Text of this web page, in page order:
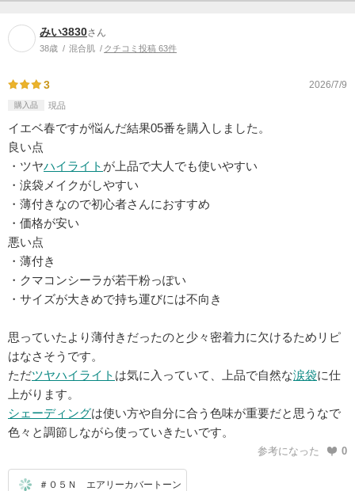
みい3830さん
38歳 混合肌 クチコミ投稿 63件
3 2026/7/9
購入品 現品
イエベ春ですが悩んだ結果05番を購入しました。
良い点
・ツヤハイライト が上品で大人でも使いやすい
・涙袋メイクがしやすい
・薄付きなので初心者さんにおすすめ
・価格が安い
悪い点
・薄付き
・クマコンシーラが若干粉っぽい
・サイズが大きめで持ち運びには不向き
思っていたより薄付きだったのと少々密着力に欠けるためリピ
はなさそうです。
ただツヤハイライト は気に入っていて、上品で自然な涙袋に仕
上がります。
シェーディングは使い方や自分に合う色味が重要だと思うなで
色々と調節しながら使っていきたいです。
参考になった 0
＃０５Ｎ エアリーカバートーン